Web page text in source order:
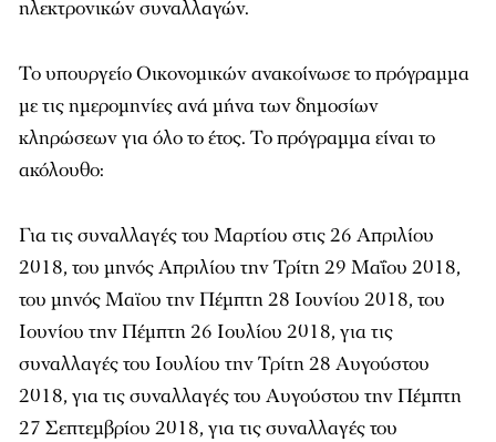
ηλεκτρονικών συναλλαγών.
Το υπουργείο Οικονομικών ανακοίνωσε το πρόγραμμα
με τις ημερομηνίες ανά μήνα των δημοσίων
κληρώσεων για όλο το έτος. Το πρόγραμμα είναι το
ακόλουθο:
Για τις συναλλαγές του Μαρτίου στις 26 Απριλίου
2018, του μηνός Απριλίου την Τρίτη 29 Μαΐου 2018,
του μηνός Μαϊου την Πέμπτη 28 Ιουνίου 2018, του
Ιουνίου την Πέμπτη 26 Ιουλίου 2018, για τις
συναλλαγές του Ιουλίου την Τρίτη 28 Αυγούστου
2018, για τις συναλλαγές του Αυγούστου την Πέμπτη
27 Σεπτεμβρίου 2018, για τις συναλλαγές του